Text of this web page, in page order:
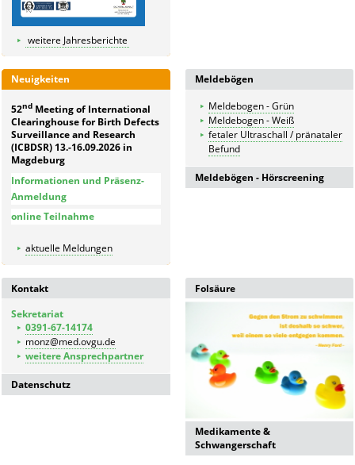
weitere Jahresberichte
Meldebögen
Meldebogen - Grün
Meldebogen - Weiß
fetaler Ultraschall / pränataler
Befund
Meldebögen - Hörscreening
auffälligen Kindern
Meldebogen für nicht in der
Kontakt
Sekretariat
0391-67-14174
monz@med.ovgu.de
weitere Ansprechpartner
Datenschutz
Folsäure
Medikamente &
Schwangerschaft
Neuigkeiten
52nd Meeting of International
Clearinghouse for Birth Defects
Surveillance and Research
(ICBDSR) 13.-16.09.2026 in
Magdeburg
Informationen und Präsenz-
Anmeldung
online Teilnahme
aktuelle Meldungen